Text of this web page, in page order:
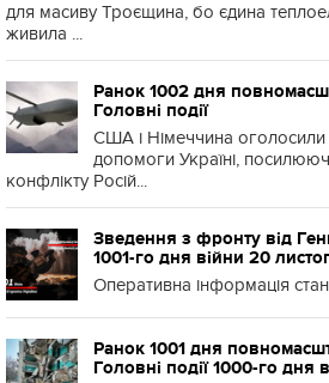
для масиву Троєщина, бо єдина
живила ...
Ранок 1002 дня
Головні події
США і Німеччина оголосили
допомоги Україні,
конфлікту Росій...
Зведення з фронту від
1001-го дня війни 20
Оперативна інформація
Ранок 1001 дня
Головні події 1000-го дня